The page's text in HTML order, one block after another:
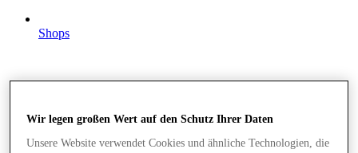
Shops
Wir legen großen Wert auf den Schutz Ihrer Daten
Unsere Website verwendet Cookies und ähnliche Technologien, die